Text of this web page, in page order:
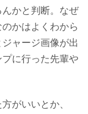
かと判断。なぜ
かはよくわから
ャージ画像が出
に行った先輩や
がいいとか、